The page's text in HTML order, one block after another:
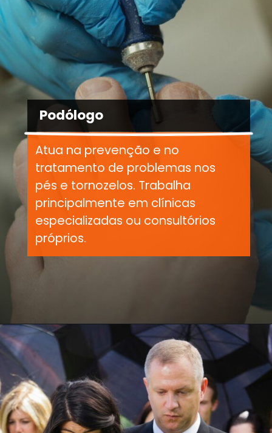
Podólogo
Atua na prevenção e no
tratamento de problemas nos
pés e tornozelos. Trabalha
principalmente em clínicas
especializadas ou consultórios
próprios.